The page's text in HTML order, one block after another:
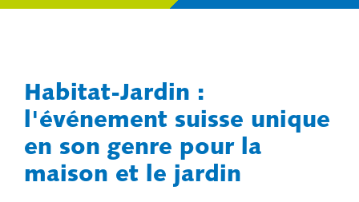
Habitat-Jardin :
l'événement suisse unique
en son genre pour la
maison et le jardin